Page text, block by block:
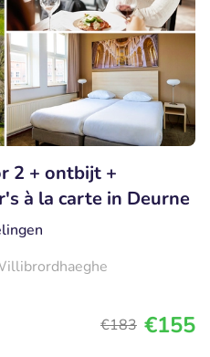
2 + ontbijt +
à la carte in Deurne
€183 €155